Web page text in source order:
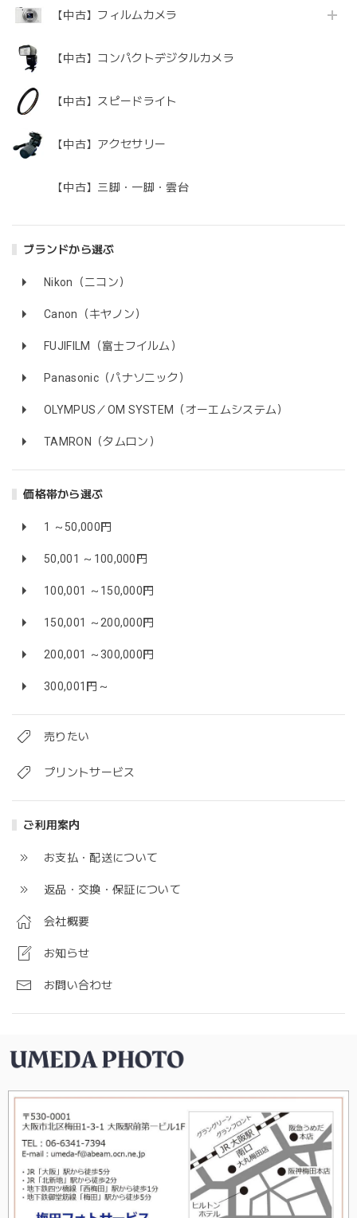
【中古】フィルムカメラ
【中古】コンパクトデジタルカメラ
【中古】スピードライト
【中古】アクセサリー
【中古】三脚・一脚・雲台
ブランドから選ぶ
Nikon（ニコン）
Canon（キヤノン）
FUJIFILM（富士フイルム）
Panasonic（パナソニック）
OLYMPUS／OM SYSTEM（オーエムシステム）
TAMRON（タムロン）
価格帯から選ぶ
1 ～50,000円
50,001 ～100,000円
100,001 ～150,000円
150,001 ～200,000円
200,001 ～300,000円
300,001円～
売りたい
プリントサービス
ご利用案内
お支払・配送について
返品・交換・保証について
会社概要
お知らせ
お問い合わせ